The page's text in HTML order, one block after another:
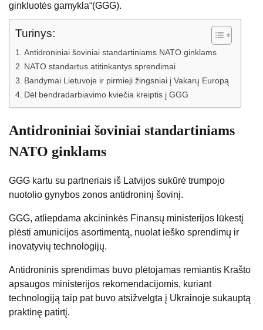
ginkluotės gamykla“(GGG).
Turinys:
Antidroniniai šoviniai standartiniams NATO ginklams
NATO standartus atitinkantys sprendimai
Bandymai Lietuvoje ir pirmieji žingsniai į Vakarų Europą
Dėl bendradarbiavimo kviečia kreiptis į GGG
Antidroniniai šoviniai standartiniams
NATO ginklams
GGG kartu su partneriais iš Latvijos sukūrė trumpojo
nuotolio gynybos zonos antidroninį šovinį.
GGG, atliepdama akcininkės Finansų ministerijos lūkestį
plėsti amunicijos asortimentą, nuolat ieško sprendimų ir
inovatyvių technologijų.
Antidroninis sprendimas buvo plėtojamas remiantis Krašto
apsaugos ministerijos rekomendacijomis, kuriant
technologiją taip pat buvo atsižvelgta į Ukrainoje sukauptą
praktinę patirtį.